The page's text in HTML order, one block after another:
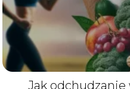
Jak odchudzanie